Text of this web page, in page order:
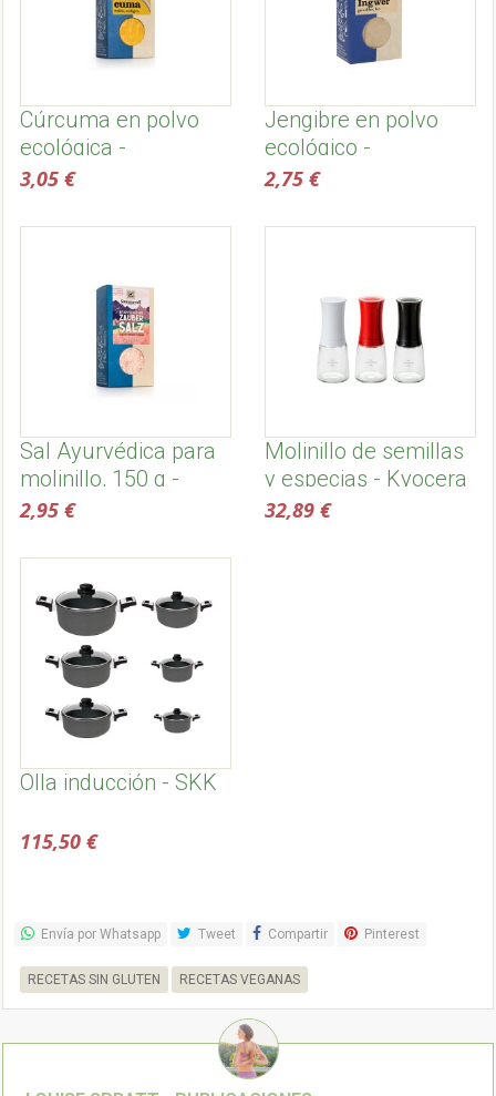
Cúrcuma en polvo
ecológica -
Sonnentor
3,05 €
Jengibre en polvo
ecológico -
Sonnentor
2,75 €
Sal Ayurvédica para
molinillo, 150 g -
Sonnentor
2,95 €
Molinillo de semillas
y especias - Kyocera
32,89 €
Olla inducción - SKK
115,50 €
Envía por Whatsapp Tweet Compartir Pinterest
RECETAS SIN GLUTEN RECETAS VEGANAS